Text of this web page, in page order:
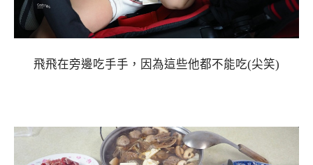
飛飛在旁邊吃手手，因為這些他都不能吃(尖笑)